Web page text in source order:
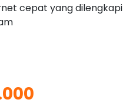
cepat yang dilengkapi